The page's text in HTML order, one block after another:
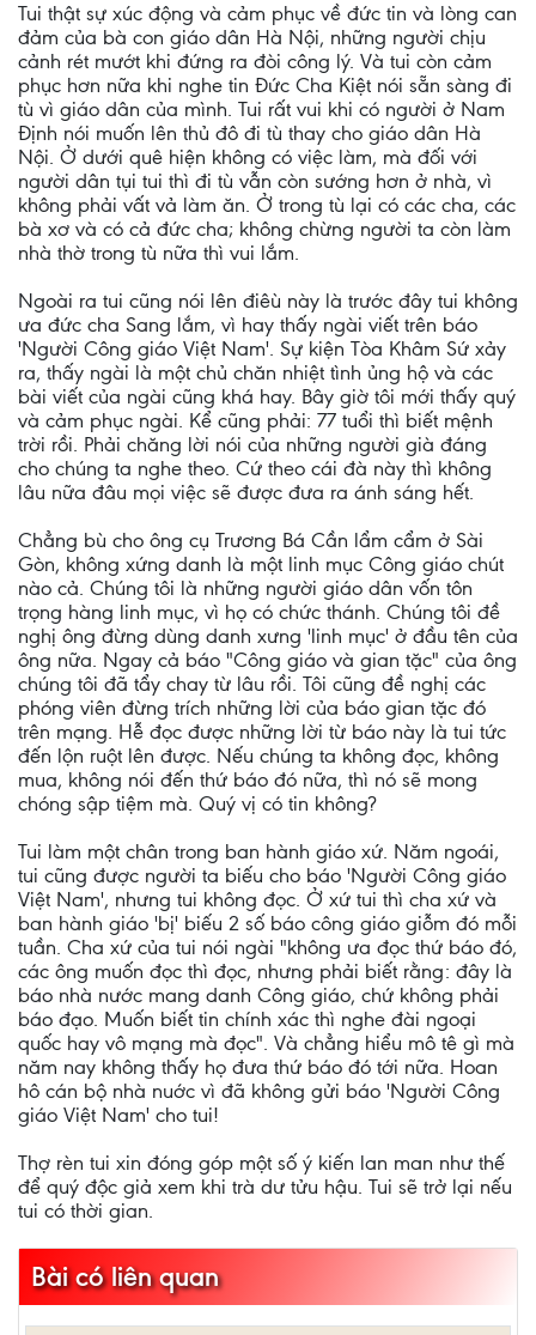
Tui thật sự xúc động và cảm phục về đức tin và lòng can
đảm của bà con giáo dân Hà Nội, những người chịu
cảnh rét mướt khi đứng ra đòi công lý. Và tui còn cảm
phục hơn nữa khi nghe tin Đức Cha Kiệt nói sẵn sàng đi
tù vì giáo dân của mình. Tui rất vui khi có người ở Nam
Định nói muốn lên thủ đô đi tù thay cho giáo dân Hà
Nội. Ở dưới quê hiện không có việc làm, mà đối với
người dân tụi tui thì đi tù vẫn còn sướng hơn ở nhà, vì
không phải vất vả làm ăn. Ở trong tù lại có các cha, các
bà xơ và có cả đức cha; không chừng người ta còn làm
nhà thờ trong tù nữa thì vui lắm.
Ngoài ra tui cũng nói lên điêù này là trước đây tui không
ưa đức cha Sang lắm, vì hay thấy ngài viết trên báo
'Người Công giáo Việt Nam'. Sự kiện Tòa Khâm Sứ xảy
ra, thấy ngài là một chủ chăn nhiệt tình ủng hộ và các
bài viết của ngài cũng khá hay. Bây giờ tôi mới thấy quý
và cảm phục ngài. Kể cũng phải: 77 tuổi thì biết mệnh
trời rồi. Phải chăng lời nói của những người già đáng
cho chúng ta nghe theo. Cứ theo cái đà này thì không
lâu nữa đâu mọi việc sẽ được đưa ra ánh sáng hết.
Chẳng bù cho ông cụ Trương Bá Cần lẩm cẩm ở Sài
Gòn, không xứng danh là một linh mục Công giáo chút
nào cả. Chúng tôi là những người giáo dân vốn tôn
trọng hàng linh mục, vì họ có chức thánh. Chúng tôi đề
nghị ông đừng dùng danh xưng 'linh mục' ở đầu tên của
ông nữa. Ngay cả báo "Công giáo và gian tặc" của ông
chúng tôi đã tẩy chay từ lâu rồi. Tôi cũng đề nghị các
phóng viên đừng trích những lời của báo gian tặc đó
trên mạng. Hễ đọc được những lời từ báo này là tui tức
đến lộn ruột lên được. Nếu chúng ta không đọc, không
mua, không nói đến thứ báo đó nữa, thì nó sẽ mong
chóng sập tiệm mà. Quý vị có tin không?
Tui làm một chân trong ban hành giáo xứ. Năm ngoái,
tui cũng được người ta biếu cho báo 'Người Công giáo
Việt Nam', nhưng tui không đọc. Ở xứ tui thì cha xứ và
ban hành giáo 'bị' biếu 2 số báo công giáo giỗm đó mỗi
tuần. Cha xứ của tui nói ngài "không ưa đọc thứ báo đó,
các ông muốn đọc thì đọc, nhưng phải biết rằng: đây là
báo nhà nước mang danh Công giáo, chứ không phải
báo đạo. Muốn biết tin chính xác thì nghe đài ngoại
quốc hay vô mạng mà đọc". Và chẳng hiểu mô tê gì mà
năm nay không thấy họ đưa thứ báo đó tới nữa. Hoan
hô cán bộ nhà nuớc vì đã không gửi báo 'Người Công
giáo Việt Nam' cho tui!
Thợ rèn tui xin đóng góp một số ý kiến lan man như thế
để quý độc giả xem khi trà dư tửu hậu. Tui sẽ trở lại nếu
tui có thời gian.
Bài có liên quan